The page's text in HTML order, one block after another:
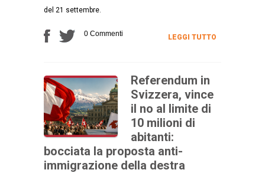
del 21 settembre.
0 Commenti LEGGI TUTTO
Referendum in
Svizzera, vince
il no al limite di
10 milioni di
abitanti:
bocciata la proposta anti-
immigrazione della destra